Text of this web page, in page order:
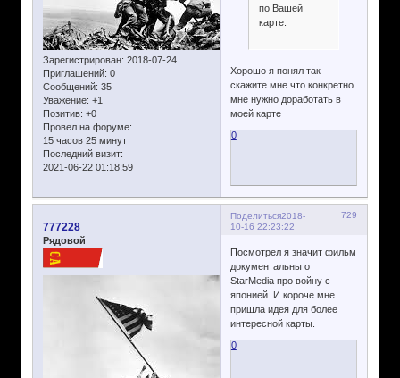
Зарегистрирован: 2018-07-24
Приглашений: 0
Сообщений: 35
Уважение: +1
Позитив: +0
Провел на форуме:
15 часов 25 минут
Последний визит:
2021-06-22 01:18:59
по Вашей
карте.
Хорошо я понял так
скажите мне что конкретно
мне нужно доработать в
моей карте
0
Поделиться 729
2018-
10-16 22:23:22
777228
Рядовой
Посмотрел я значит фильм
документальны от
StarMedia про войну с
японией. И короче мне
пришла идея для более
интересной карты.
0